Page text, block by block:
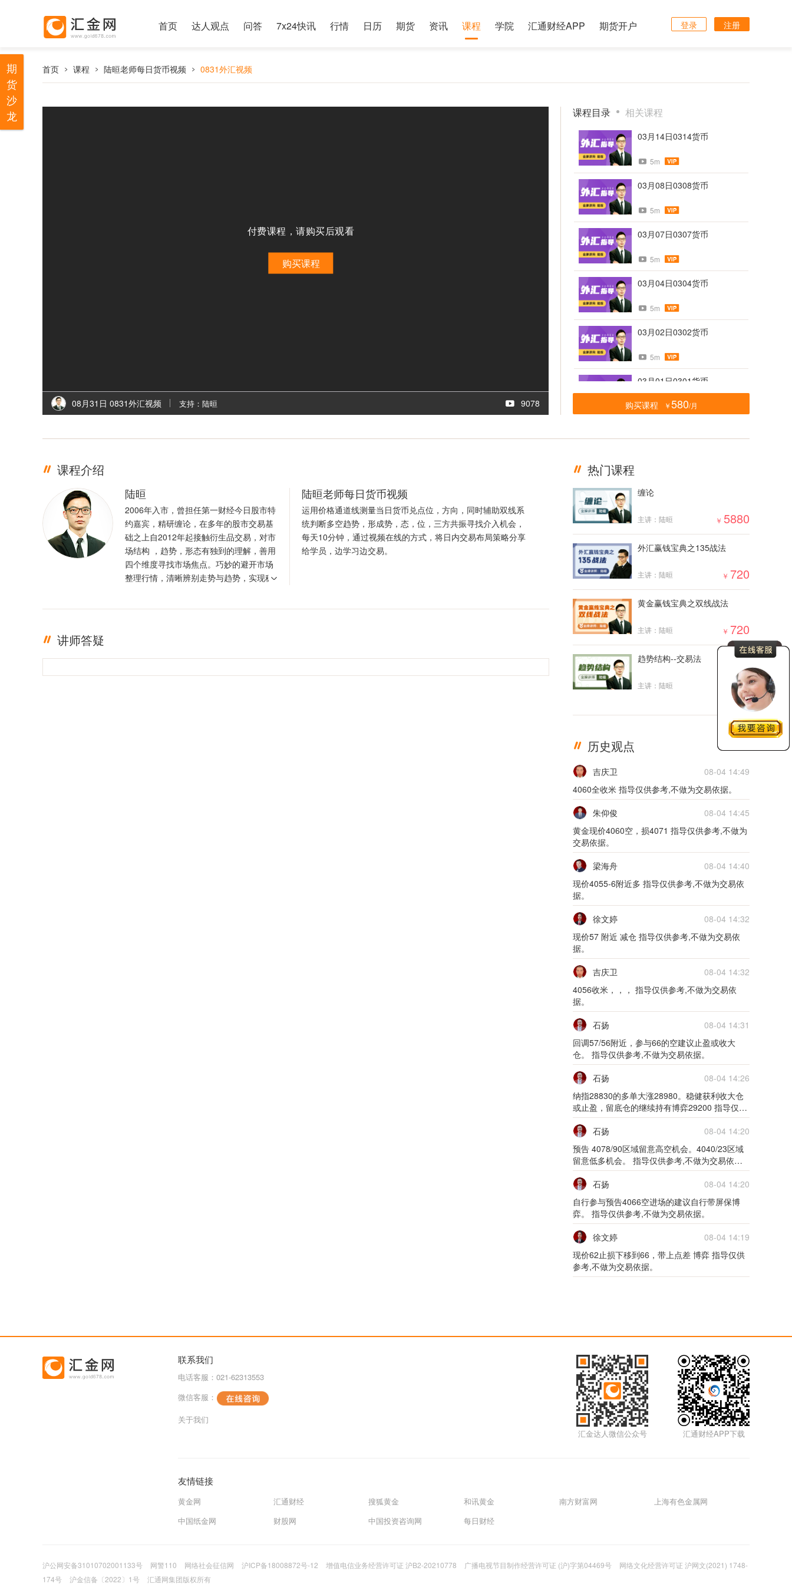
首页 达人观点 问答 7x24快讯 行情 日历 期货 资讯 课程 学院 汇通财经APP 期货开户 登录 注册
首页 课程 陆晅老师每日货币视频 0831外汇视频
付费课程，请购买后观看
购买课程
08月31日 0831外汇视频 支持：陆晅 9078
课程目录 相关课程
03月14日0314货币
5m
03月08日0308货币
5m
03月07日0307货币
5m
03月04日0304货币
5m
03月02日0302货币
5m
03月01日0301货币
5m
5m
02月17日0217货币
5m
02月16日0216货币
02月11日0211货币
5m
02月09日0209货币
01月28日0128货币
5m
01月27日0127货币
5m
5m
01月25日0125货币
5m
01月24日0124货币
01月21日0121外汇
01月20日0120外汇
01月19日0119外汇
5m
01月17日0117外汇
01月14日0114外汇
01月11日0111外汇视频
购买课程 ￥580/月
课程介绍
陆晅
2006年入市，曾担任第一财经今日股市特
约嘉宾，精研缠论，在多年的股市交易基
础之上自2012年起接触衍生品交易，对市
场结构 ，趋势，形态有独到的理解，善用
四个维度寻找市场焦点。巧妙的避开市场
整理行情，清晰辨别走势与趋势，实现稳
陆晅老师每日货币视频
运用价格通道线测量当日货币兑点位，方向，同时辅助双线系
统判断多空趋势，形成势，态，位，三方共振寻找介入机会，
每天10分钟，通过视频在线的方式，将日内交易布局策略分享
给学员，边学习边交易。
讲师答疑
热门课程
缠论
主讲：陆晅 ￥ 5880
外汇赢钱宝典之135战法
主讲：陆晅 ￥ 720
黄金赢钱宝典之双线战法
主讲：陆晅 ￥ 720
趋势结构--交易法
主讲：陆晅 2000
历史观点
吉庆卫
08-04 14:49
4060全收米 指导仅供参考,不做为交易依据。
朱仰俊
08-04 14:45
黄金现价4060空，损4071 指导仅供参考,不做为
交易依据。
梁海舟
08-04 14:40
现价4055-6附近多 指导仅供参考,不做为交易依
据。
徐文婷
08-04 14:32
现价57 附近 减仓 指导仅供参考,不做为交易依
据。
吉庆卫
08-04 14:32
4056收米，，， 指导仅供参考,不做为交易依
据。
石扬
08-04 14:31
回调57/56附近，参与66的空建议止盈或收大
仓。 指导仅供参考,不做为交易依据。
石扬
08-04 14:26
纳指28830的多单大涨28980。稳健获利收大仓
或止盈，留底仓的继续持有博弈29200 指导仅供
参考,不做为交易依据。
石扬
08-04 14:20
预告 4078/90区域留意高空机会。4040/23区域
留意低多机会。 指导仅供参考,不做为交易依
据。
石扬
08-04 14:20
自行参与预告4066空进场的建议自行带屏保博
弈。 指导仅供参考,不做为交易依据。
徐文婷
08-04 14:19
现价62止损下移到66，带上点差 博弈 指导仅供
参考,不做为交易依据。
联系我们
电话客服：021-62313553
微信客服：
关于我们
汇通财经APP下载
汇金达人微信公众号
友情链接
黄金网 汇通财经 搜狐黄金 和讯黄金 南方财富网
上海有色金属网
中国纸金网
财股网 中国投资咨询网 每日财经
沪公网安备31010702001133号 网警110 网络社会征信网 沪ICP备18008872号-12 增值电信业务经营许可证 沪B2-20210778 广播电视节目制作经营许可证 (沪)字第04469号
网络文化经营许可证 沪网文(2021) 1748-
174号
沪金信备〔2022〕1号 汇通网集团版权所有
期
货
沙
龙